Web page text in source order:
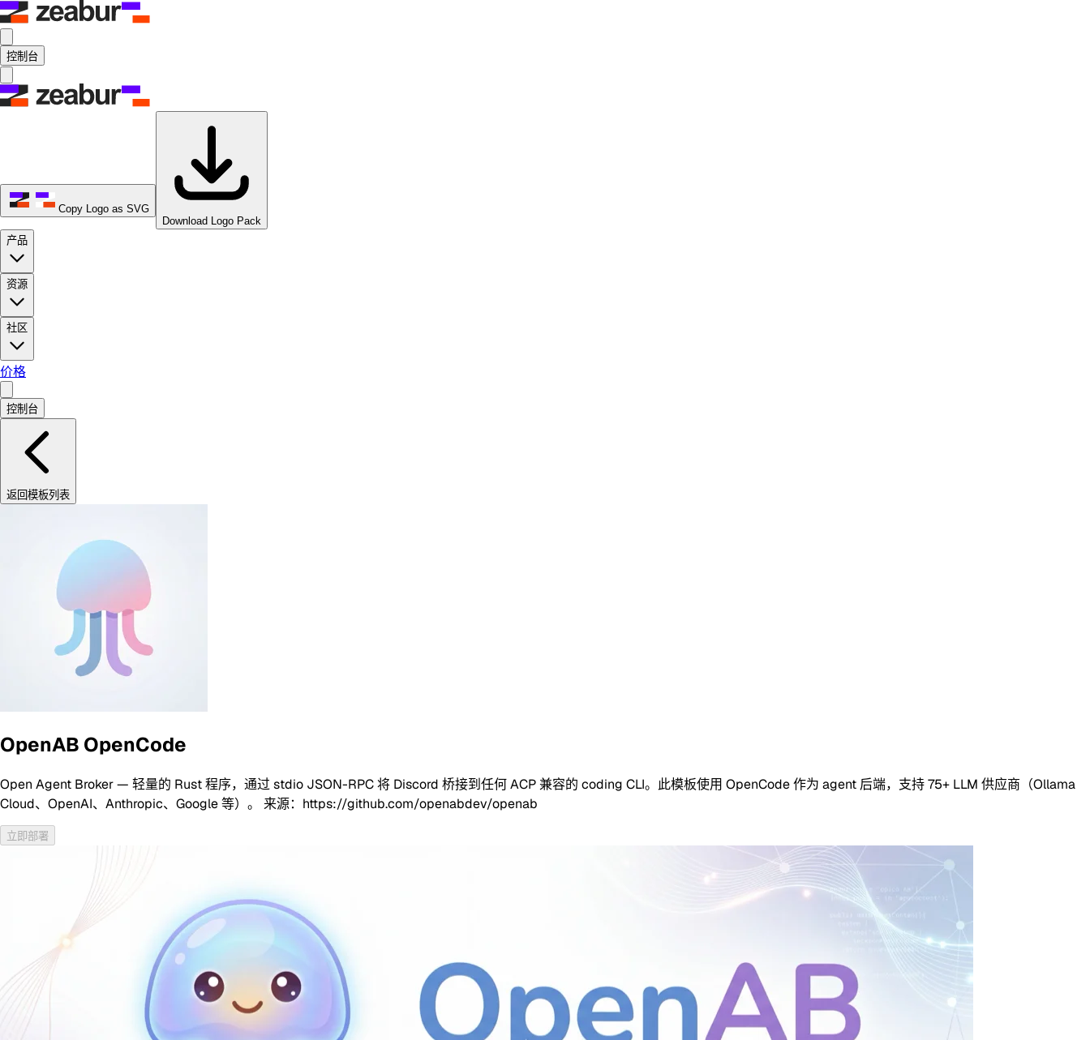
控制台
Copy Logo as SVG
Download Logo Pack
产品
资源
社区
价格
控制台
返回模板列表
OpenAB OpenCode
Open Agent Broker — 轻量的 Rust 程序，通过 stdio JSON-RPC 将 Discord 桥接到任何 ACP 兼容的 coding CLI。此模板使用 OpenCode 作为 agent 后端，支持 75+ LLM 供应商（Ollama
Cloud、OpenAI、Anthropic、Google 等）。 来源：https://github.com/openabdev/openab
立即部署